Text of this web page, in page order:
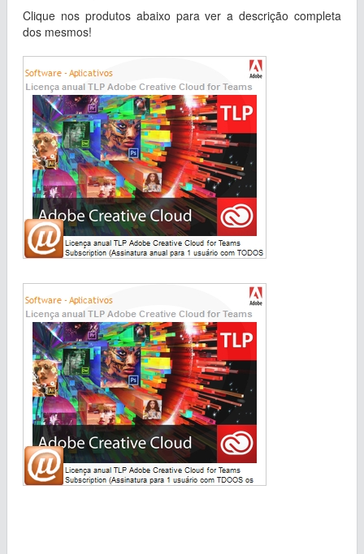
Clique nos produtos abaixo para ver a descrição completa
dos mesmos!